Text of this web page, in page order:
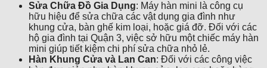
Sửa Chữa Đồ Gia Dụng: Máy hàn mini là công cụ
hữu hiệu để sửa chữa các vật dụng gia đình như
khung cửa, bàn ghế kim loại, hoặc giá đỡ. Đối với các
hộ gia đình tại Quận 3, việc sở hữu một chiếc máy hàn
mini giúp tiết kiệm chi phí sửa chữa nhỏ lẻ.
Hàn Khung Cửa và Lan Can: Đối với các công việc